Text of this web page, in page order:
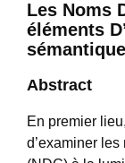
Les Noms
éléments
sémantique
Abstract
En premier
d’examiner